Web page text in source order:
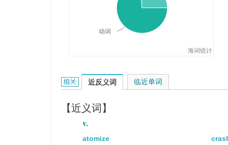
Their good cheer broke after
他们的热诚在接二连三的挫折
The cold spell broke yesterday.
狗向田野冲去
He finally got the big break in
他一生中最后走了好运。
海词统计
动词
break的相关资料：
近反义词
【近义词】
v.
atomize
临近单词